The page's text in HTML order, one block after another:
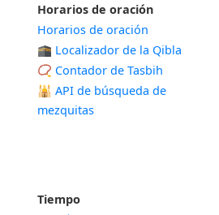
Horarios de oración
Horarios de oración
🕋 Localizador de la Qibla
📿 Contador de Tasbih
🕌 API de búsqueda de
mezquitas
Tiempo